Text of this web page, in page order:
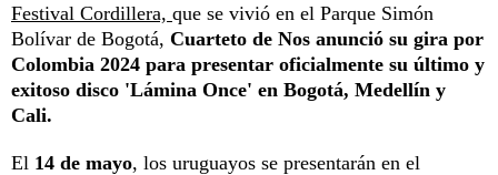
Festival Cordillera, que se vivió en el Parque Simón
Bolívar de Bogotá, Cuarteto de Nos anunció su gira por
Colombia 2024 para presentar oficialmente su último y
exitoso disco 'Lámina Once' en Bogotá, Medellín y
Cali.
El 14 de mayo, los uruguayos se presentarán en el